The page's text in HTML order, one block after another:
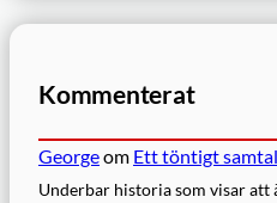
Kommenterat
Georgeom Ett töntigt
Underbar historia som visar att